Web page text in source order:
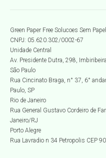
Green Paper Free Solucoes Sem
CNPJ: 05.620.302/0002-67
Unidade Central
Av. Presidente Dutra, 298,
São Paulo
Rua Cincinato Braga, n° 37, 6°
Paulo, SP
Rio de Janeiro
Rua General Gustavo Cordeiro de
Janeiro/RJ
Porto Alegre
Rua Lavradio n 34 Petropolis CEP